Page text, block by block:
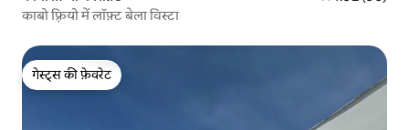
काबो फ़्रियो में लॉफ़्ट बेला विस्टा
गेस्ट्स की फ़ेवरेट
गेस्ट्स की फ़ेवरेट